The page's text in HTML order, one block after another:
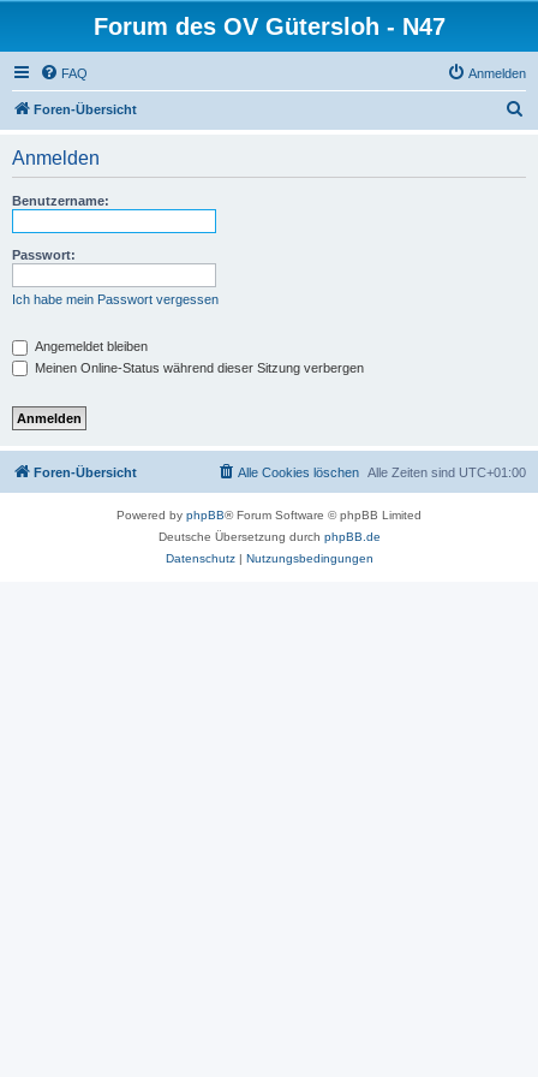
Forum des OV Gütersloh - N47
FAQ Anmelden
Foren-Übersicht
Anmelden
Benutzername:
Passwort:
Ich habe mein Passwort vergessen
Angemeldet bleiben
Meinen Online-Status während dieser Sitzung verbergen
Foren-Übersicht Alle Zeiten sind UTC+01:00
Alle Cookies löschen
Powered by phpBB® Forum Software © phpBB Limited
Deutsche Übersetzung durch phpBB.de
Datenschutz| Nutzungsbedingungen